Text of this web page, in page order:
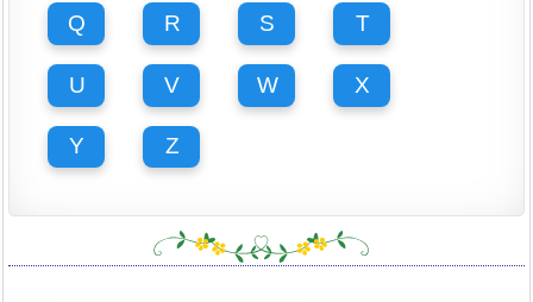
Q R S T
U V W X
Y Z